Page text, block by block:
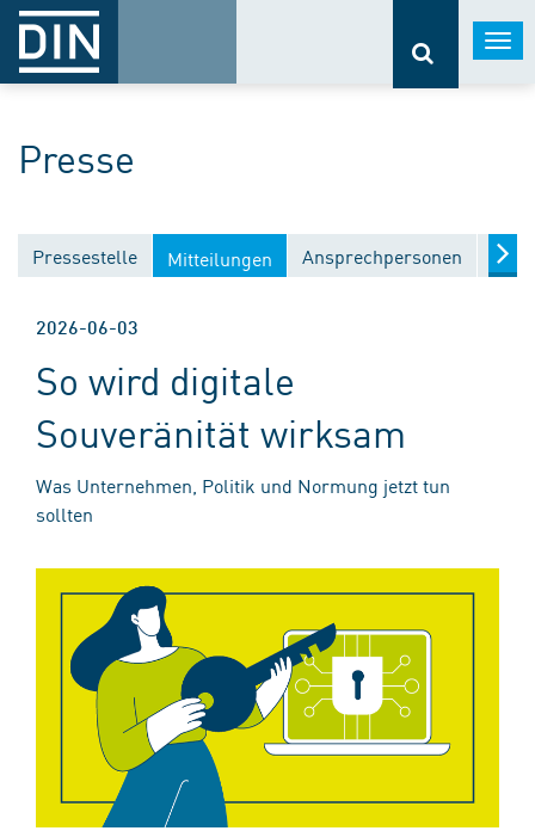
Presse
Pressestelle Mitteilungen Ansprechpersonen
2026-06-03
So wird digitale
Souveränität wirksam
Was Unternehmen, Politik und Normung jetzt tun
sollten